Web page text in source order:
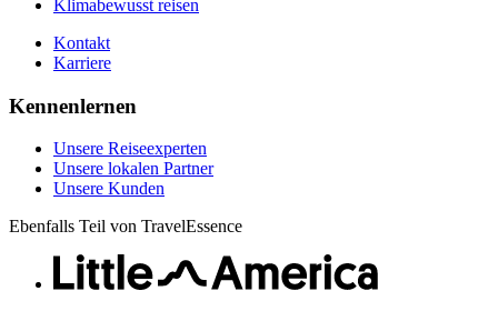
Klimabewusst reisen
Kontakt
Karriere
Kennenlernen
Unsere Reiseexperten
Unsere lokalen Partner
Unsere Kunden
Ebenfalls Teil von TravelEssence